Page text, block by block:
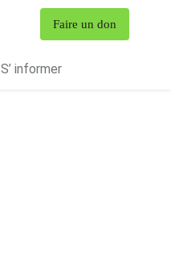
Faire un don
S’ informer